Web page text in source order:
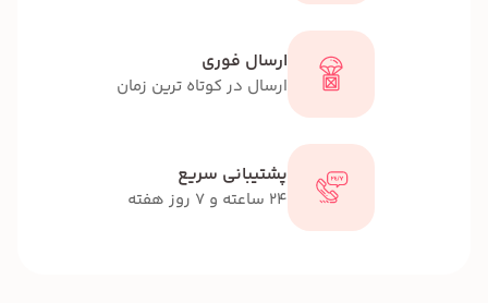
ارسال فوری
ارسال در کوتاه ترین زمان
پشتیبانی سریع
24 ساعته و 7 روز هفته